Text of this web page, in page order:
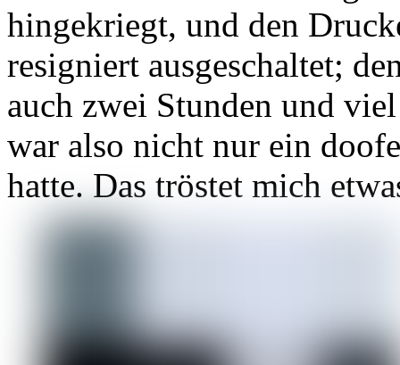
hingekriegt, und den
resigniert ausgeschaltet;
auch zwei Stunden und
war also nicht nur ein
hatte. Das tröstet mich